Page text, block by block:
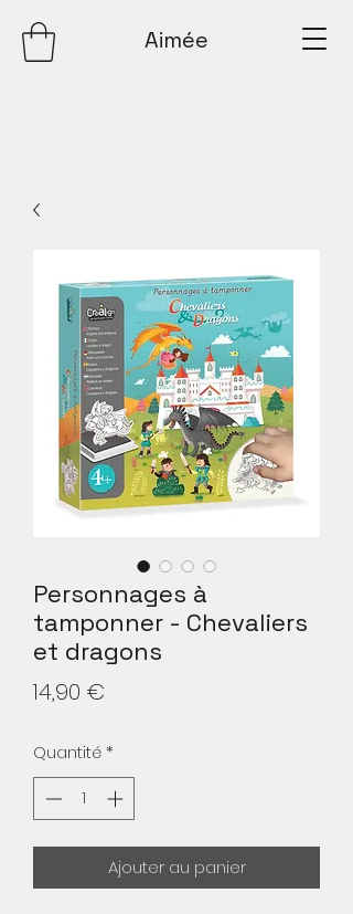
Aimée
Personnages à
tamponner - Chevaliers
et dragons
14,90 €
Quantité *
Ajouter au panier